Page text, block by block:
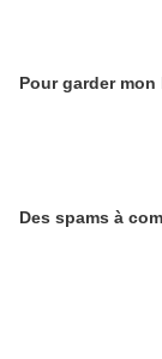
Pour garder
Des spams à